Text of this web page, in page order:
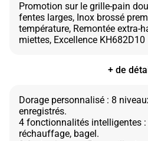
Promotion sur le grille-pain
fentes larges, Inox brossé
température, Remontée extra-
+ de
Dorage personnalisé : 8
enregistrés.
4 fonctionnalités intelligentes
réchauffage, bagel.